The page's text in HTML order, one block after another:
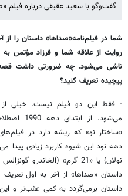
گفت‌وگو با سعید عقیقی درباره فیلم
شما در فیلمنامه«صداها» داستان را از
روایت از علاقه شما و فرزاد مؤتمن به
ناشی میشود.چه ضرورتی داشت
پیچیده تعریف کنید؟
-فقط این دو فیلم نیست.خیلی از
میشود. از ابتدای دهه 1990
«ساختار نو»که ریشه دارد در فیلم
دهه نود این شیوه کاربرد زیادی پیدا می
نولان) یا «21 گرم» (الخاندرو گونزالس
داستان«صداها» از آخر به اول تعریف
داستان برمیگردد به کمی عقبتر و این